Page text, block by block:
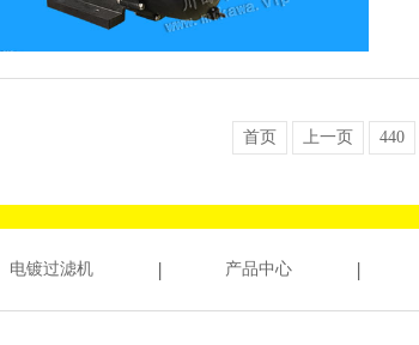
首页 上一页 440
电镀过滤机 产品中心